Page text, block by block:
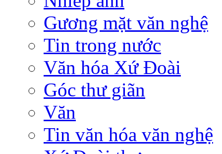
Gương mặt văn nghệ
Tin trong nước
Văn hóa Xứ Đoài
Góc thư giãn
Văn
Tin văn hóa văn nghệ